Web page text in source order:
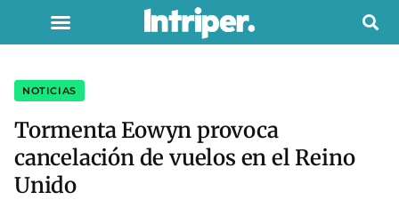
NOTICIAS
Tormenta Eowyn provoca
cancelación de vuelos en el Reino
Unido